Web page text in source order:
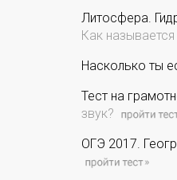
Литосфера.
Как называется
Насколько ты
Тест на
звук?
ОГЭ 2017.